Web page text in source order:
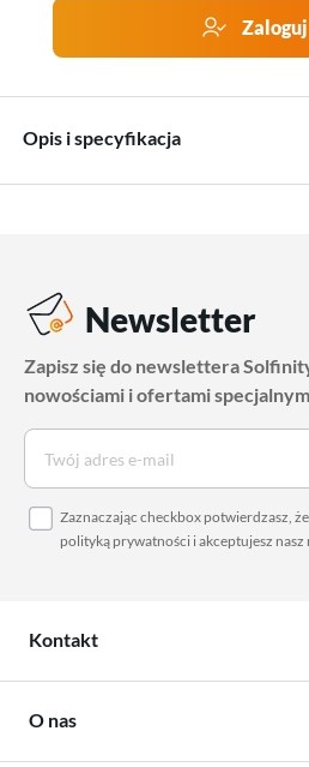
Opis i specyfikacja
Newsletter
Zapisz się do newslettera
nowościami i ofertami
Zaznaczając checkbox potwierdzasz, że
polityką prywatności i akceptujesz nasz
Kontakt
O nas